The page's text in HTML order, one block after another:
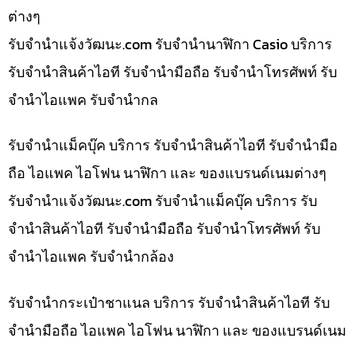
ต่างๆ
รับจํานําแจ้งวัฒนะ.com รับจำนำนาฬิกา Casio บริการ
รับจำนำสินค้าไอที รับจำนำมือถือ รับจำนำโทรศัพท์ รับ
จำนำไอแพค รับจำนำกล
รับจำนำแม็คบุ๊ค บริการ รับจำนำสินค้าไอที รับจำนำมือ
ถือ ไอแพค ไอโฟน นาฬิกา และ ของแบรนด์เนมต่างๆ
รับจํานําแจ้งวัฒนะ.com รับจำนำแม็คบุ๊ค บริการ รับ
จำนำสินค้าไอที รับจำนำมือถือ รับจำนำโทรศัพท์ รับ
จำนำไอแพค รับจำนำกล้อง
รับจำนำกระเป๋าชาแนล บริการ รับจำนำสินค้าไอที รับ
จำนำมือถือ ไอแพค ไอโฟน นาฬิกา และ ของแบรนด์เนม